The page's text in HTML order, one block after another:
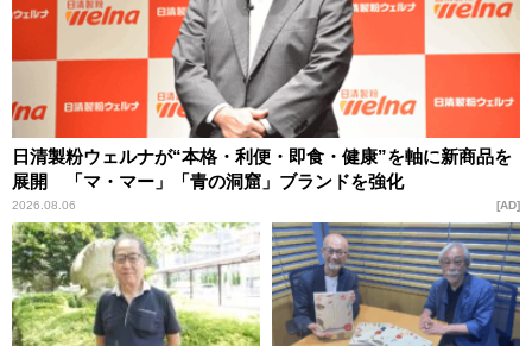
日清製粉ウェルナが“本格・利便・即食・健康”を軸に新商品を
展開 「マ・マー」「青の洞窟」ブランドを強化
2026.08.06 AD